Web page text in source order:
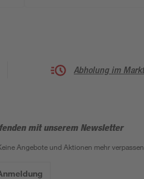
Abholung im
mit unserem Newsletter
Angebote und Aktionen mehr